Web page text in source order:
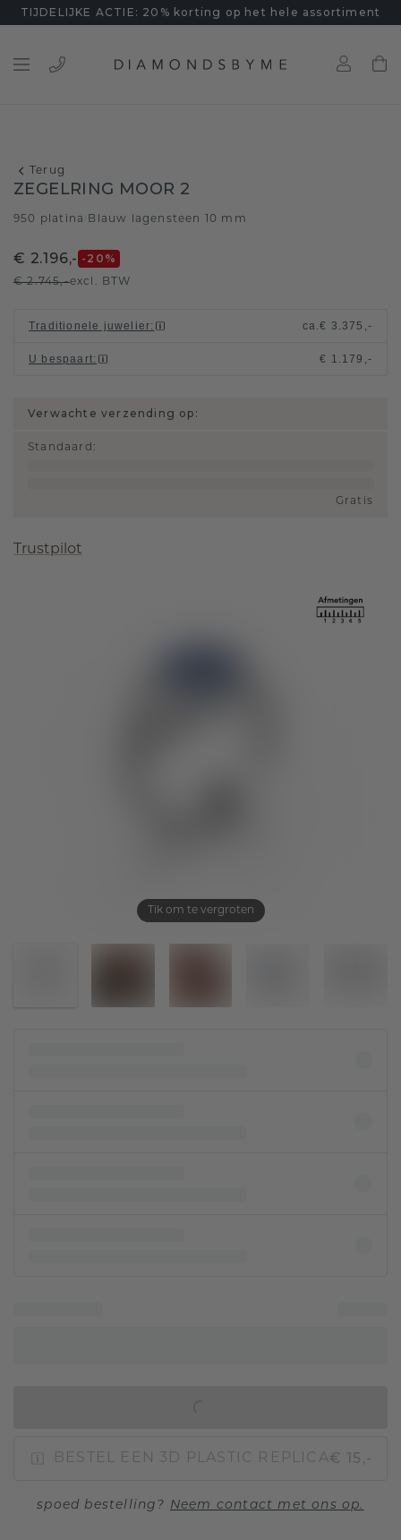
TIJDELIJKE ACTIE: 20% korting op het hele assortiment
Terug
Tik om te vergroten
ZEGELRING MOOR 2
950 platina Blauw lagensteen 10 mm
€ 2.196,- -20 %
€ 2.745,-excl. BTW
Traditionele juwelier: ca.€ 3.375,-
U bespaart: € 1.179,-
Verwachte verzending op:
Standaard :
Gratis
Trustpilot
BESTEL EEN 3D PLASTIC REPLICA€ 15,-
spoed bestelling? Neem contact met ons op.